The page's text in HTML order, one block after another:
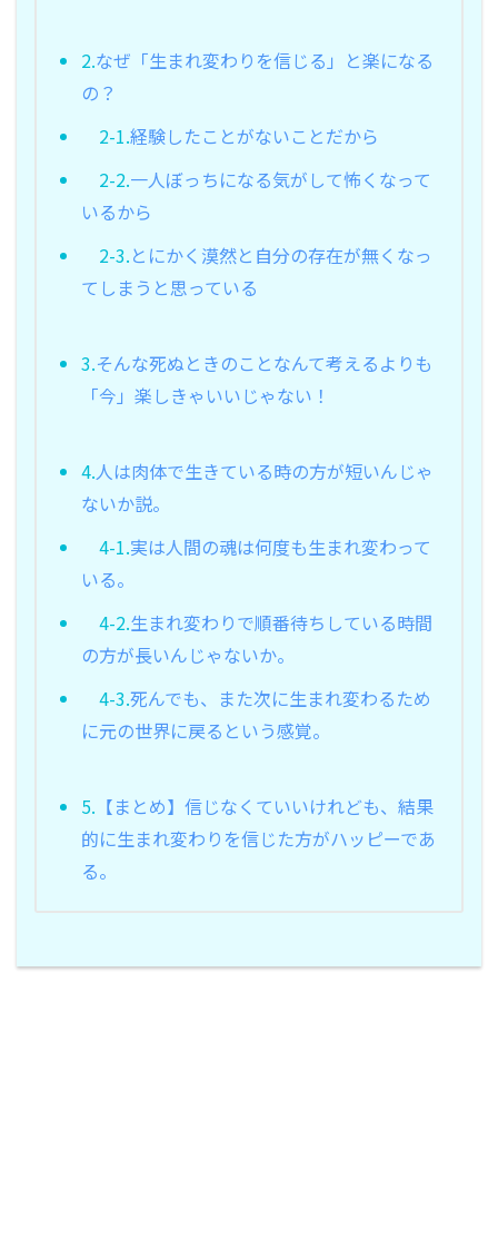
2.なぜ「生まれ変わりを信じる」と楽になる
の？
2-1.経験したことがないことだから
2-2.一人ぼっちになる気がして怖くなって
いるから
2-3.とにかく漠然と自分の存在が無くなっ
てしまうと思っている
3.そんな死ぬときのことなんて考えるよりも
「今」楽しきゃいいじゃない！
4.人は肉体で生きている時の方が短いんじゃ
ないか説。
4-1.実は人間の魂は何度も生まれ変わって
いる。
4-2.生まれ変わりで順番待ちしている時間
の方が長いんじゃないか。
4-3.死んでも、また次に生まれ変わるため
に元の世界に戻るという感覚。
5. 【まとめ】信じなくていいけれども、結果
的に生まれ変わりを信じた方がハッピーであ
る。